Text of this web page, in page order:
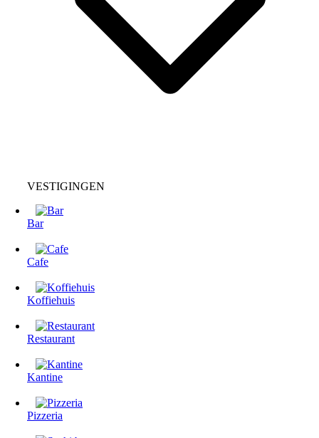
VESTIGINGEN
Bar
Cafe
Koffiehuis
Restaurant
Kantine
Pizzeria